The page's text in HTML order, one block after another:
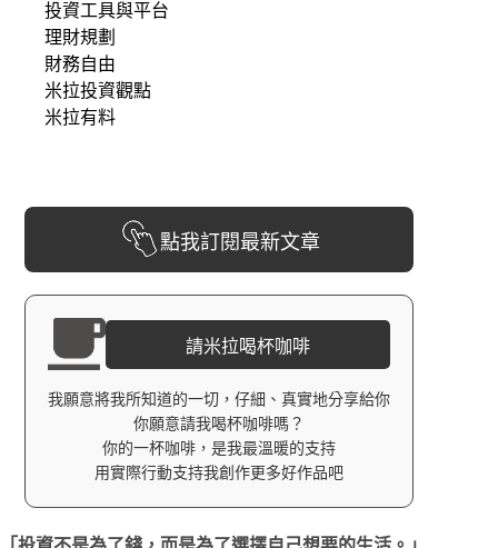
投資工具與平台
理財規劃
財務自由
米拉投資觀點
米拉有料
點我訂閱最新文章
請米拉喝杯咖啡
我願意將我所知道的一切，仔細、真實地分享給你
你願意請我喝杯咖啡嗎？
你的一杯咖啡，是我最溫暖的支持
用實際行動支持我創作更多好作品吧